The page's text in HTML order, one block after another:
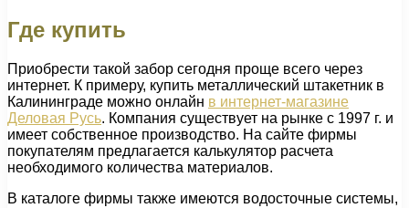
Где купить
Приобрести такой забор сегодня проще всего через
интернет. К примеру, купить металлический штакетник в
Калининграде можно онлайн в интернет-магазине
Деловая Русь. Компания существует на рынке с 1997 г. и
имеет собственное производство. На сайте фирмы
покупателям предлагается калькулятор расчета
необходимого количества материалов.
В каталоге фирмы также имеются водосточные системы,